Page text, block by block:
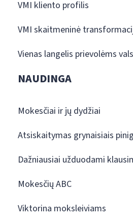
VMI kliento profilis
VMI skaitmeninė
Vienas langelis prievolėms
NAUDINGA
Mokesčiai ir jų dydžiai
Atsiskaitymas grynaisiais
Dažniausiai užduodami
Mokesčių ABC
Viktorina moksleiviams